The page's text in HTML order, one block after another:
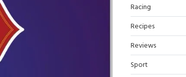
Racing
Recipes
Reviews
Sport